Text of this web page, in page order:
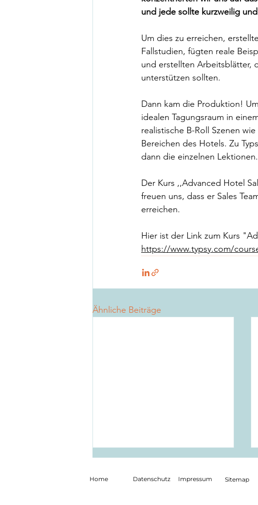
und jede sollte kurzweilig
Um dies zu erreichen,
Fallstudien, fügten reale
und erstellten Arbeitsblätter,
unterstützen sollten.
Dann kam die Produktion!
idealen Tagungsraum in
realistische B-Roll Szenen
Bereichen des Hotels. Zu
dann die einzelnen Lektionen.
Der Kurs ,,Advanced Hotel
freuen uns, dass er Sales
erreichen.
Hier ist der Link zum Kurs
https://www.typsy.com/
Ähnliche Beiträge
Home Datenschutz Impressum Sitemap